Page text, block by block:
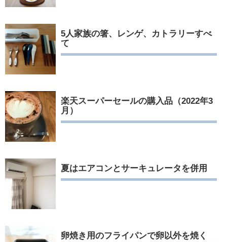
5人家族の箸、レンゲ、カトラリーすべ
て
楽天スーパーセールの購入品（2022年3
月）
夏はエアコンとサーキュレータを併用
卵焼き用のフライパンで卵以外を焼く